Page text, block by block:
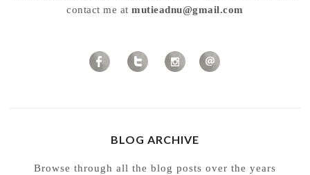
contact me atmutieadnu@gmail.com
BLOG ARCHIVE
Browse through all the blog posts over the years